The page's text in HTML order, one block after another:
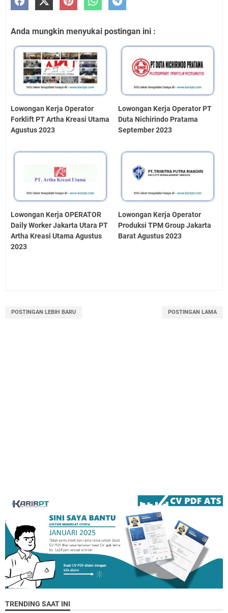
Anda mungkin menyukai postingan ini :
Lowongan Kerja Operator
Forklift PT Artha Kreasi Utama
Agustus 2023
Lowongan Kerja Operator PT
Duta Nichirindo Pratama
September 2023
Lowongan Kerja OPERATOR
Daily Worker Jakarta Utara PT
Artha Kreasi Utama Agustus
2023
Lowongan Kerja Operator
Produksi TPM Group Jakarta
Barat Agustus 2023
POSTINGAN LEBIH BARU POSTINGAN LAMA
TRENDING SAAT INI